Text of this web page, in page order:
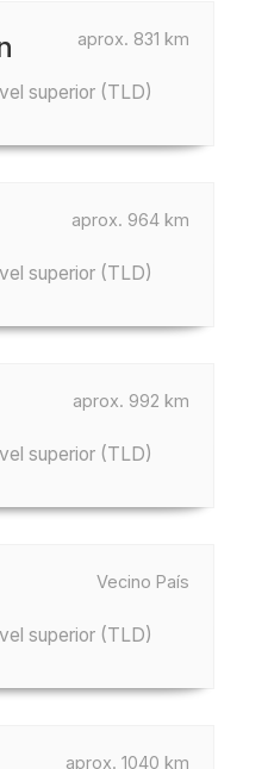
aprox. 831 km
superior (TLD)
aprox. 964 km
superior (TLD)
aprox. 992 km
superior (TLD)
Vecino País
superior (TLD)
aprox. 1040 km